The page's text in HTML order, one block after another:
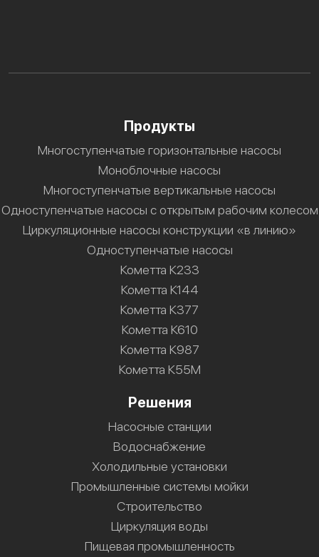
Продукты
Многоступенчатые горизонтальные насосы
Моноблочные насосы
Многоступенчатые вертикальные насосы
Одноступенчатые насосы с открытым рабочим колесом
Циркуляционные насосы конструкции «в линию»
Одноступенчатые насосы
Кометта К233
Кометта К144
Кометта К377
Кометта К610
Кометта К987
Кометта К55М
Решения
Насосные станции
Водоснабжение
Холодильные установки
Промышленные системы мойки
Строительство
Циркуляция воды
Пищевая промышленность